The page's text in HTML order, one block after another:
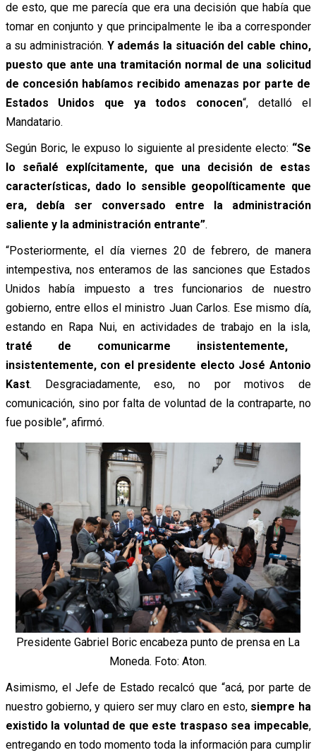
de esto, que me parecía que era una decisión que había que
tomar en conjunto y que principalmente le iba a corresponder
a su administración. Y además la situación del cable chino,
puesto que ante una tramitación normal de una solicitud
de concesión habíamos recibido amenazas por parte de
Estados Unidos que ya todos conocen“, detalló el
Mandatario.
Según Boric, le expuso lo siguiente al presidente electo: “Se
lo señalé explícitamente, que una decisión de estas
características, dado lo sensible geopolíticamente que
era, debía ser conversado entre la administración
saliente y la administración entrante”.
“Posteriormente, el día viernes 20 de febrero, de manera
intempestiva, nos enteramos de las sanciones que Estados
Unidos había impuesto a tres funcionarios de nuestro
gobierno, entre ellos el ministro Juan Carlos. Ese mismo día,
estando en Rapa Nui, en actividades de trabajo en la isla,
traté de comunicarme insistentemente,
insistentemente, con el presidente electo José Antonio
Kast. Desgraciadamente, eso, no por motivos de
comunicación, sino por falta de voluntad de la contraparte, no
fue posible”, afirmó.
Presidente Gabriel Boric encabeza punto de prensa en La
Moneda. Foto: Aton.
Asimismo, el Jefe de Estado recalcó que “acá, por parte de
nuestro gobierno, y quiero ser muy claro en esto,siempre ha
existido la voluntad de que este traspaso sea impecable,
entregando en todo momento toda la información para cumplir